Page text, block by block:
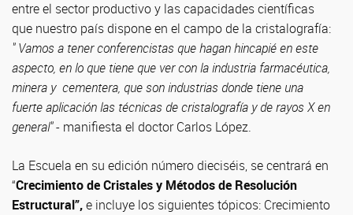
entre el sector productivo y las capacidades científicas
que nuestro país dispone en el campo de la cristalografía:
" Vamos a tener conferencistas que hagan hincapié en este
aspecto, en lo que tiene que ver con la industria farmacéutica,
minera y cementera, que son industrias donde tiene una
fuerte aplicación las técnicas de cristalografía y de rayos X en
general"- manifiesta el doctor Carlos López.
La Escuela en su edición número dieciséis, se centrará en
“Crecimiento de Cristales y Métodos de Resolución
Estructural”,e incluye los siguientes tópicos: Crecimiento